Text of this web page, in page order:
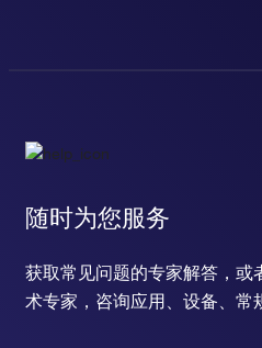
随时为您服务
获取常见问题的专家解答，或
术专家，咨询应用、设备、常